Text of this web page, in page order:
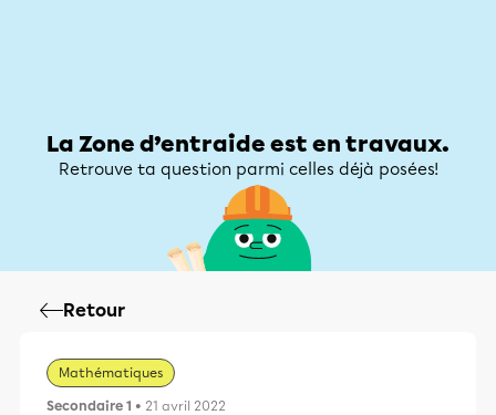
La Zone d’entraide est en travaux.
Retrouve ta question parmi celles déjà posées!
Retour
Mathématiques
Secondaire 1 • 21 avril 2022